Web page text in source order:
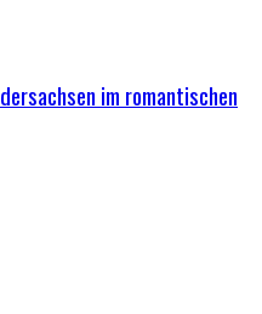
im romantischen